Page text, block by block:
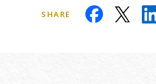
SHARE